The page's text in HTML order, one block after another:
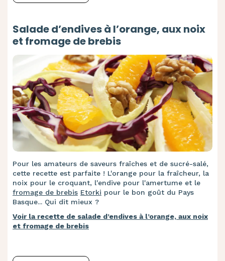
Salade d’endives à l’orange, aux noix
et fromage de brebis
Pour les amateurs de saveurs fraîches et de sucré-salé,
cette recette est parfaite ! L'orange pour la fraîcheur, la
noix pour le croquant, l'endive pour l'amertume et le
fromage de brebis Etorki pour le bon goût du Pays
Basque... Qui dit mieux ?
Voir la recette de salade d’endives à l’orange, aux noix
et fromage de brebis